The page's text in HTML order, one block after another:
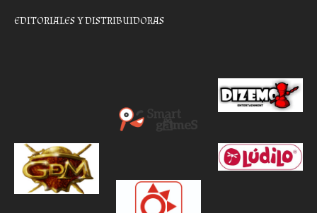
EDITORIALES Y DISTRIBUIDORAS